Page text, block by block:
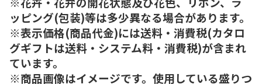
ッピング(包装)等は多少異なる場合があります。
※表示価格(商品代金)には送料・消費税(カタロ
グギフトは送料・システム料・消費税)が含まれ
ています。
※商品画像はイメージです。使用している盛りつ